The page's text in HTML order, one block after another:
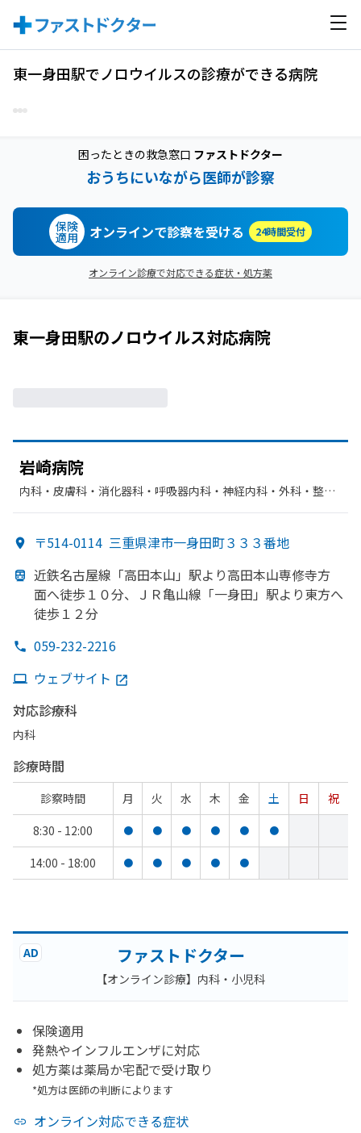
東一身田駅でノロウイルスの診療ができる病院
困ったときの救急窓口 ファストドクター
おうちにいながら医師が診察
保険
適用 オンラインで診察を受ける 24時間受付
オンライン診療で対応できる症状・処方薬
東一身田駅のノロウイルス対応病院
岩崎病院
内科・​皮膚科・​消化器科・​呼吸器内科・​神経内科・​外科・​整形
〒514-0114 三重県津市一身田町３３３番地
近鉄名古屋線 「高田本山」 駅より高田本山専修寺方
面へ徒歩１０分、 ＪＲ亀山線 「一身田」 駅より東方へ
徒歩１２分
059-232-2216
ウェブサイト
対応診療科
内科
診療時間
診察時間 月 火 水 木 金 土 日
祝
8:30 - 12:00
● ● ● ● ● ●
14:00 - 18:00 ● ● ● ● ●
AD ファストドクター
【オンライン診療】内科・小児科
保険適用
発熱やインフルエンザに対応
処方薬は薬局か宅配で受け取り
*処方は医師の判断によります
オンライン対応できる症状